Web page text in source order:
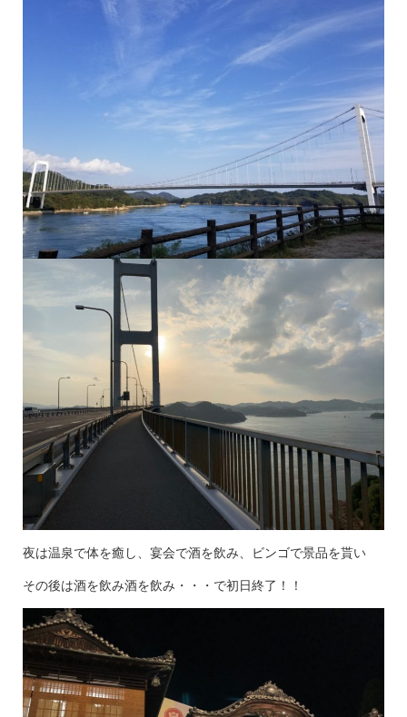
夜は温泉で体を癒し、宴会で酒を飲み、ビンゴで景品を貰い
その後は酒を飲み酒を飲み・・・で初日終了！！